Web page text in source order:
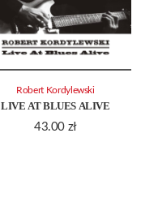
LIVE AT BLUES ALIVE
43.00 zł
Robert Kordylewski